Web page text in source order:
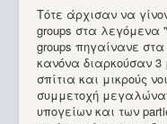
Τότε άρχισαν να
groups στα λεγόμενα
groups πηγαίνανε
κανόνα διαρκούσαν
σπίτια και μικρούς
συμμετοχή
υπογείων και των